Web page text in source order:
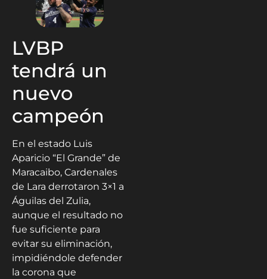
LVBP
tendrá un
nuevo
campeón
En el estado Luis
Aparicio “El Grande” de
Maracaibo, Cardenales
de Lara derrotaron 3×1 a
Águilas del Zulia,
aunque el resultado no
fue suficiente para
evitar su eliminación,
impidiéndole defender
la corona que